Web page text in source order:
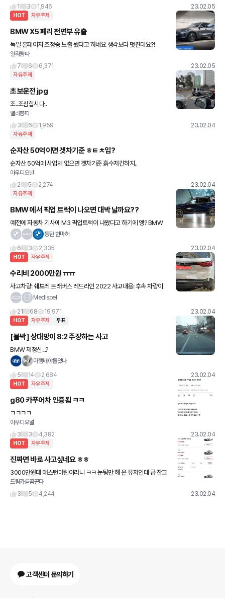
식 즉
1
3 1,946 23.02.05
HOT 자유주제
BMW X5 페리 전면부 유출
독일 홈페이지 조정중 노출 됐다고 하네요 생각보다 멋진데요?!
열라뽕따
7
6 6,371 23.02.05
자유주제
초보운전 jpg
조..조심합시다..
열라뽕따
3
6 1,959 23.02.04
자유주제
순자산 50억이면 겟차기준 ㅎㅌㅊ임?
순자산 50억에 사업체 없으면 겟차기준 흙수저긴하지..
아우디오널
2
5 2,274 23.02.04
자유주제
BMW 에서 픽업 트럭이 나오면 대박 날까요??
예전에 자동차 기사에 M3 픽업트럭이 나왔다고 하기에 엥? BMW
가? 정말 리알 픽업? 나오나 했는데 역시나 양산은 아니고 공장내에
동탄 현마허
6
3 2,335 23.02.04
HOT 자유주제
수리비 2000만원 ㅠㅠ
사고차량: 쉐보레 트래버스 레드라인 2022 사고내용: 후속 차량이
추돌 (무과실 사고) 파손부위: 테일게이트, 리어범퍼, 머플러 등 수리
Medispel
21
68 19,971 23.02.04
HOT 자유주제 투표
[블박] 상대방이 8:2 주장하는 사고
BMW 제정신...?
마행배야돌았나
5
14 2,684 23.02.04
HOT 자유주제
g80 카푸어차 인증됨 ㅋㅋ
ㅋㅋㅋㅋ
아우디오널
3
3 4,382 23.02.04
HOT 자유주제
진짜면 바로 사고싶네요 ㅎㅎ
3000만원대 애스턴마틴이라니 ㅋㅋ 눈팅만 해 온 유저인데 급 잔고
확인해봤네요~ 다들 즐거운 주말 보내세요~^^
드림카를꿈꾼다
3
5 4,244 23.02.04
고객센터 문의하기